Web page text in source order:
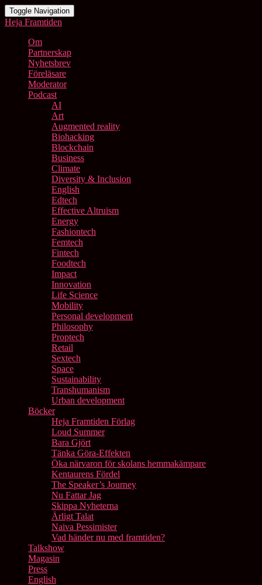
Toggle Navigation
Heja Framtiden
Om
Partnerskap
Nyhetsbrev
Föreläsare
Moderator
Podcast
AI
Art
Augmented reality
Biohacking
Blockchain
Business
Climate
Diversity & Inclusion
English
Edtech
Effective Altruism
Energy
Fashiontech
Femtech
Fintech
Foodtech
Impact
Innovation
Life Science
Mobility
Personal development
Philosophy
Proptech
Retail
Sextech
Space
Sustainability
Transhumanism
Urban development
Böcker
Heja Framtiden Förlag
Loud Summer
Bara Gjört
Tänka Göra-Effekten
Öka närvaron för skolans hemmakämpare
Kentaurens Fördel
The Speaker’s Journey
Nu Fattar Jag
Skippa Nyheterna
Ärligt Talat
Naiva Pessimister
Vad händer nu med framtiden?
Talkshow
Magasin
Press
English